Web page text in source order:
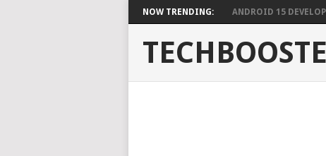
NOW TRENDING: ANDROID 15